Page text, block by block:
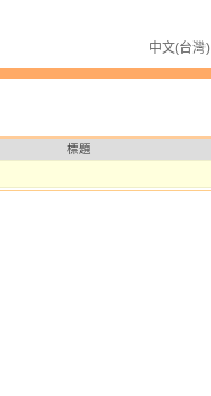
中文(台灣)
標題